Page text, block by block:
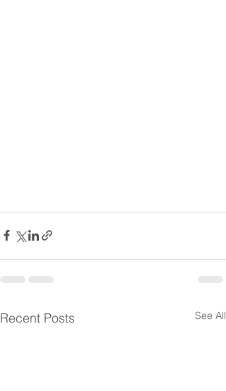
Recent Posts See All